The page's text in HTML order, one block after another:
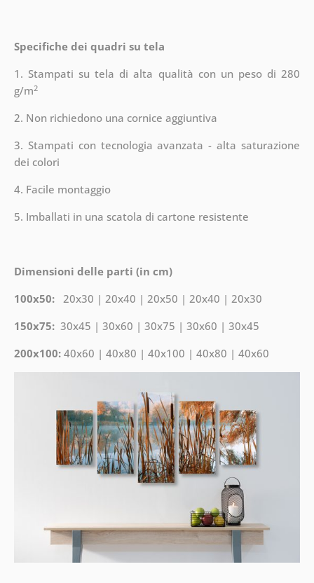
Specifiche dei quadri su tela
1. Stampati su tela di alta qualità con un peso di 280
g/m2
2. Non richiedono una cornice aggiuntiva
3. Stampati con tecnologia avanzata - alta saturazione
dei colori
4. Facile montaggio
5. Imballati in una scatola di cartone resistente
Dimensioni delle parti (in cm)
100x50: 20x30 | 20x40 | 20x50 | 20x40 | 20x30
150x75: 30x45 | 30x60 | 30x75 | 30x60 | 30x45
200x100: 40x60 | 40x80 | 40x100 | 40x80 | 40x60